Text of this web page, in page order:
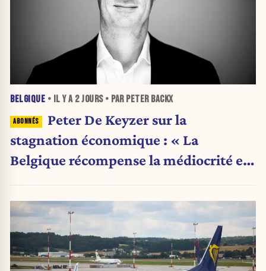
BELGIQUE • IL Y A 2 JOURS• PAR PETER BACKX
Peter De Keyzer sur la
stagnation économique : « La
Belgique récompense la médiocrité et